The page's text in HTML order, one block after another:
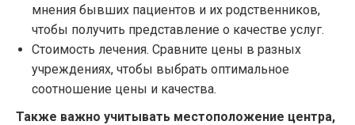
мнения бывших пациентов и их родственников,
чтобы получить представление о качестве услуг.
Стоимость лечения. Сравните цены в разных
учреждениях, чтобы выбрать оптимальное
соотношение цены и качества.
Также важно учитывать местоположение центра,